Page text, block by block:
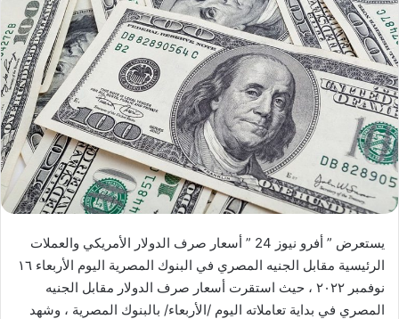
يستعرض ” أفرو نيوز 24 ” أسعار صرف الدولار الأمريكي والعملات
الرئيسية مقابل الجنيه المصري في البنوك المصرية اليوم الأربعاء ١٦
نوفمبر ٢٠٢٢ ، حيث استقرت أسعار صرف الدولار مقابل الجنيه
المصري في بداية تعاملاته اليوم /الأربعاء/ بالبنوك المصرية ، وشهد